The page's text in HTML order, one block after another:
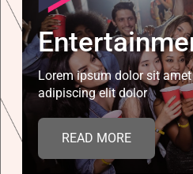
Lorem ipsum dolor sit
adipiscing elit dolor
READ MORE